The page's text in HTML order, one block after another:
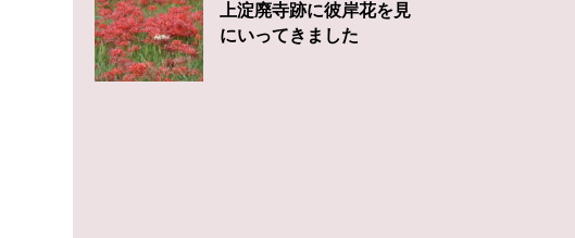
上淀廃寺跡に彼岸花を見
にいってきました